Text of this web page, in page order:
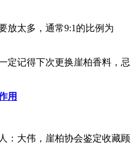
放太多，通常9:1的比例为
定记得下次更换崖柏香料，忌
用
：大伟，崖柏协会鉴定收藏顾